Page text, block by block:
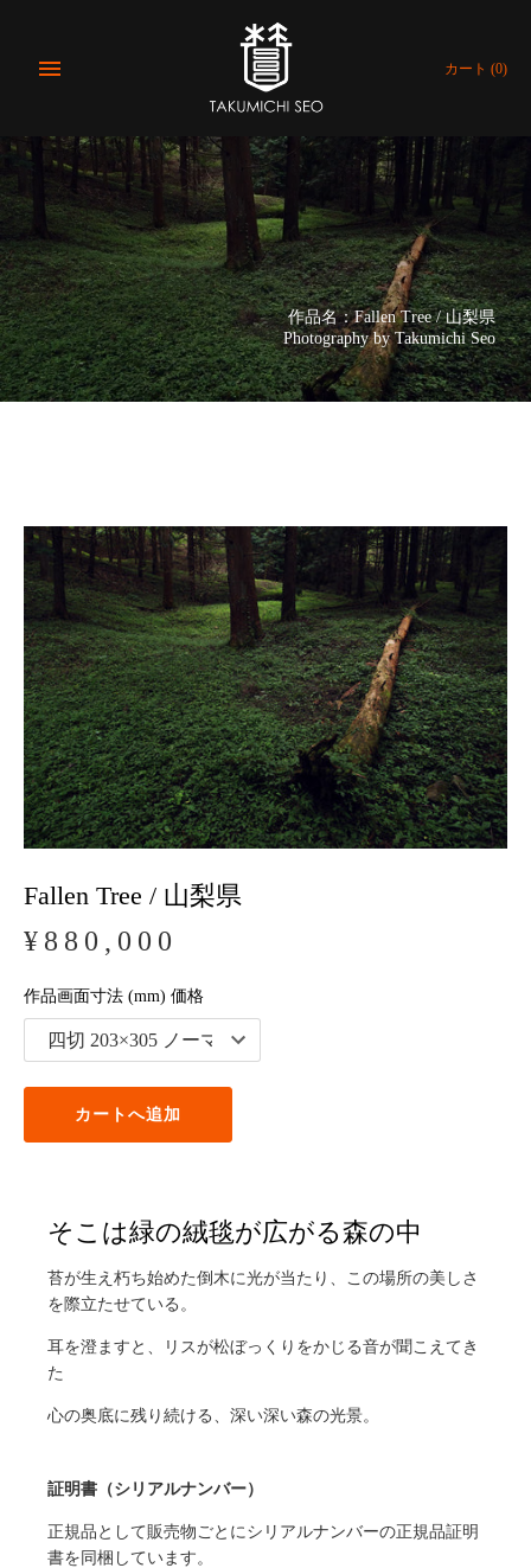
に
ぶ
カート (0)
作品名：Fallen Tree / 山梨県
Photography by Takumichi Seo
Fallen Tree / 山梨県
¥880,000
作品画面寸法 (mm) 価格
カートへ追加
そこは緑の絨毯が広がる森の中
苔が生え朽ち始めた倒木に光が当たり、この場所の美しさ
を際立たせている。
耳を澄ますと、リスが松ぼっくりをかじる音が聞こえてき
た
心の奥底に残り続ける、深い深い森の光景。
証明書（シリアルナンバー）
正規品として販売物ごとにシリアルナンバーの正規品証明
書を同梱しています。